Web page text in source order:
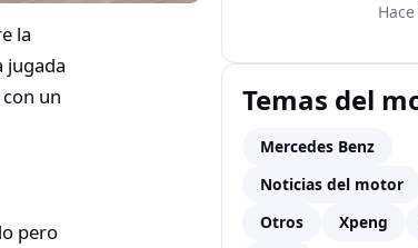
la
jugada
un
pero
Temas del
Mercedes Benz
Noticias del motor
Otros
Xpeng